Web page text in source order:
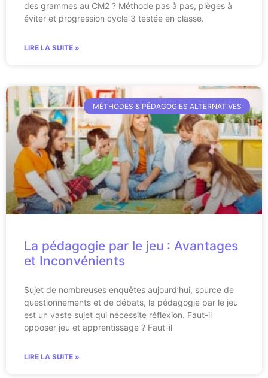
des grammes au CM2 ? Méthode pas à pas, pièges à
éviter et progression cycle 3 testée en classe.
LIRE LA SUITE »
MÉTHODES & PÉDAGOGIES ALTERNATIVES
La pédagogie par le jeu : Avantages
et Inconvénients
Sujet de nombreuses enquêtes aujourd’hui, source de
questionnements et de débats, la pédagogie par le jeu
est un vaste sujet qui nécessite réflexion. Faut-il
opposer jeu et apprentissage ? Faut-il
LIRE LA SUITE »